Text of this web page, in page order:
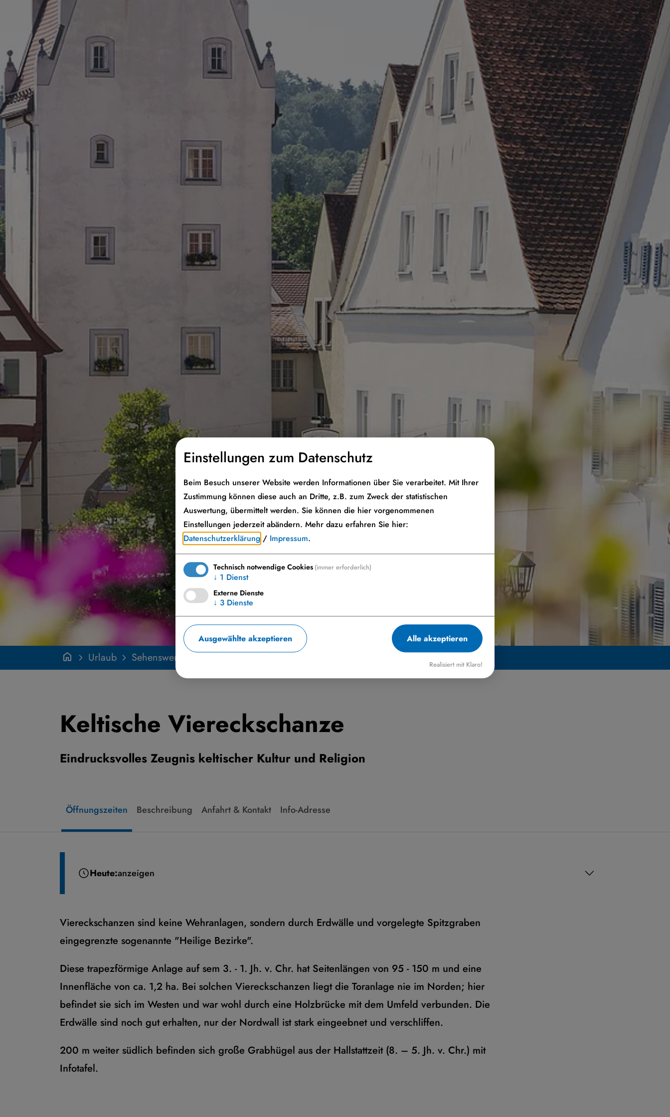
Sehenswürdigkeiten
Sehenswertes
Urlaub
Keltische Viereckschanze
Eindrucksvolles Zeugnis keltischer Kultur und Religion
Öffnungszeiten Beschreibung Anfahrt & Kontakt Info-Adresse
Heute:anzeigen
Viereckschanzen sind keine Wehranlagen, sondern durch Erdwälle und vorgelegte Spitzgraben
eingegrenzte sogenannte "Heilige Bezirke".
Diese trapezförmige Anlage auf sem 3. - 1. Jh. v. Chr. hat Seitenlängen von 95 - 150 m und eine
Innenfläche von ca. 1,2 ha. Bei solchen Viereckschanzen liegt die Toranlage nie im Norden; hier
befindet sie sich im Westen und war wohl durch eine Holzbrücke mit dem Umfeld verbunden. Die
Erdwälle sind noch gut erhalten, nur der Nordwall ist stark eingeebnet und verschliffen.
200 m weiter südlich befinden sich große Grabhügel aus der Hallstattzeit (8. – 5. Jh. v. Chr.) mit
Infotafel.
Einstellungen zum Datenschutz
Beim Besuch unserer Website werden Informationen über Sie verarbeitet. Mit Ihrer
Zustimmung können diese auch an Dritte, z.B. zum Zweck der statistischen
Auswertung, übermittelt werden. Sie können die hier vorgenommenen
Einstellungen jederzeit abändern. Mehr dazu erfahren Sie hier:
Datenschutzerklärung / Impressum.
Technisch notwendige Cookies (immer erforderlich)
↓ 1 Dienst
Externe Dienste
↓ 3 Dienste
Ausgewählte akzeptieren Alle akzeptieren
Realisiert mit Klaro!